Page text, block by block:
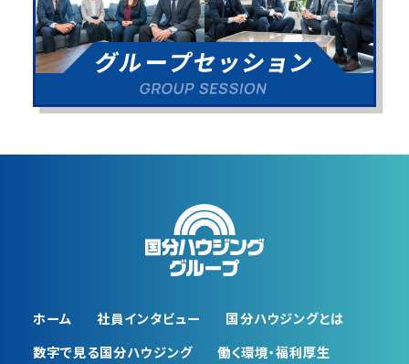
ホーム 社員インタビュー
国分ハウジングとは
数字で⾒る国分ハウジング
働く環境・福利厚⽣